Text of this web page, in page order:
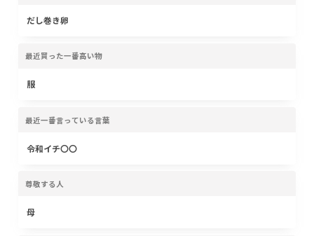
だし巻き卵
最近買った一番高い物
服
最近一番言っている言葉
令和イチ〇〇
尊敬する人
母